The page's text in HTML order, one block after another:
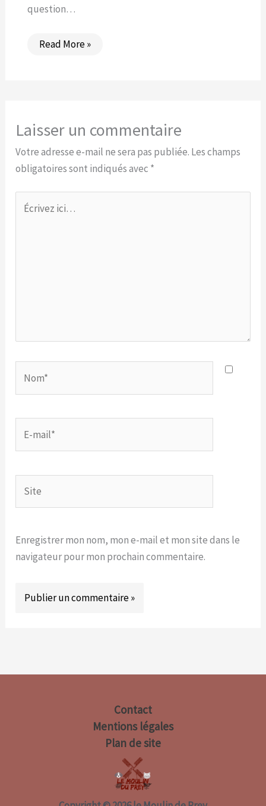
question…
Read More »
Laisser un commentaire
Votre adresse e-mail ne sera pas publiée. Les champs
obligatoires sont indiqués avec *
Écrivez
ici…
mail*
Enregistrer mon nom, mon e-mail et mon site dans le
navigateur pour mon prochain commentaire.
Contact
Mentions légales
Plan de site